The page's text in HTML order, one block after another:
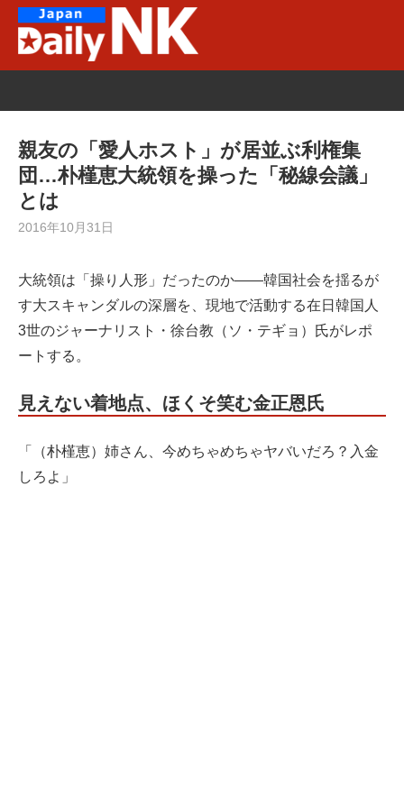
親友の「愛人ホスト」が居並ぶ利権集
団…朴槿恵大統領を操った「秘線会議」
とは
2016年10月31日
大統領は「操り人形」だったのか――韓国社会を揺るが
す大スキャンダルの深層を、現地で活動する在日韓国人
3世のジャーナリスト・徐台教（ソ・テギョ）氏がレポ
ートする。
見えない着地点、ほくそ笑む金正恩氏
「（朴槿恵）姉さん、今めちゃめちゃヤバいだろ？入金
しろよ」